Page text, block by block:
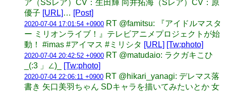
ア（SSレア）CV：生田輝 向井拓海（Sレア）CV：原
優子 [URL] … [Post]
2020-07-04 17:01:54 +0900 RT @famitsu: 『アイドルマスタ
ー ミリオンライブ！』テレビアニメプロジェクトが始
動！ #imas #アイマス #ミリシタ [URL] [Tw:photo]
2020-07-04 20:42:52 +0900 RT @matudaio: ラクガキこひ
_(:3 」∠)_
[Tw:photo]
2020-07-04 22:06:11 +0900 RT @hikari_yanagi: デレマス落
書き 矢口美羽ちゃん SDキャラを描いてみたいとか 女